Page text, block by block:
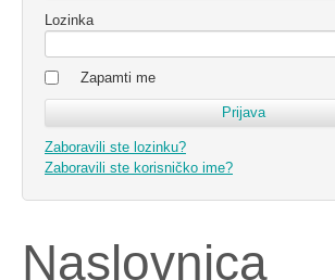
Lozinka
Zapamti me
Zaboravili ste lozinku?
Zaboravili ste korisničko ime?
Naslovnica